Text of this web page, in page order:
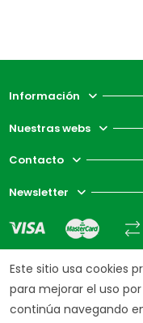
Información
Nuestras webs
Contacto
Newsletter
Este sitio usa cookies
para mejorar el uso
continúa navegando